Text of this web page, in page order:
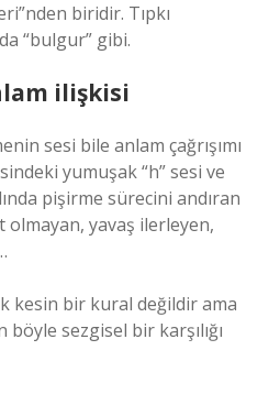
biridir. Tıpkı
“bulgur” gibi.
ilişkisi
sesi bile anlam çağrışımı
yumuşak “h” sesi ve
pişirme sürecini andıran
olmayan, yavaş ilerleyen,
kesin bir kural değildir ama
sezgisel bir karşılığı